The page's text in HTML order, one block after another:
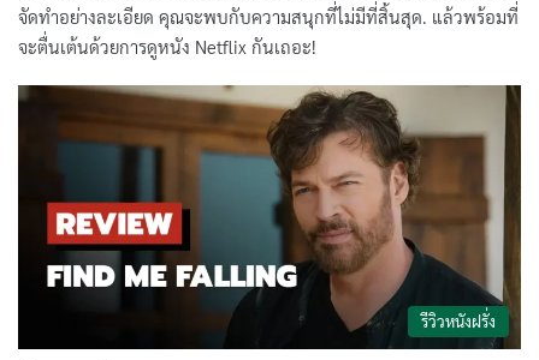
จัดทำอย่างละเอียด คุณจะพบกับความสนุกที่ไม่มีที่สิ้นสุด. แล้วพร้อมที่
จะตื่นเต้นด้วยการดูหนัง Netflix กันเถอะ!
รีวิวหนังฝรั่ง